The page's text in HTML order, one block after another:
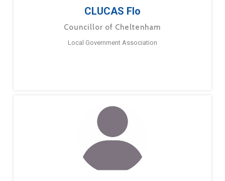
CLUCAS Flo
Councillor of Cheltenham
Local Government Association